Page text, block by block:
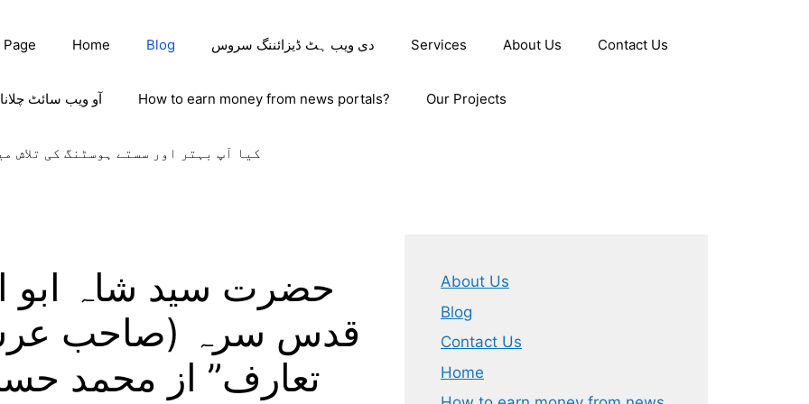
Home Blog دی ویب ہٹ ڈیزائننگ سروس Services About Us Contact Us
آو ویب سائٹ How to earn money from news portals? Our Projects
کیا آپ بہتر اور سستے ہوسٹنگ کی تلاش
قدس سرہ (صاحب
تعارف” از محمد
About Us
Blog
Contact Us
Home